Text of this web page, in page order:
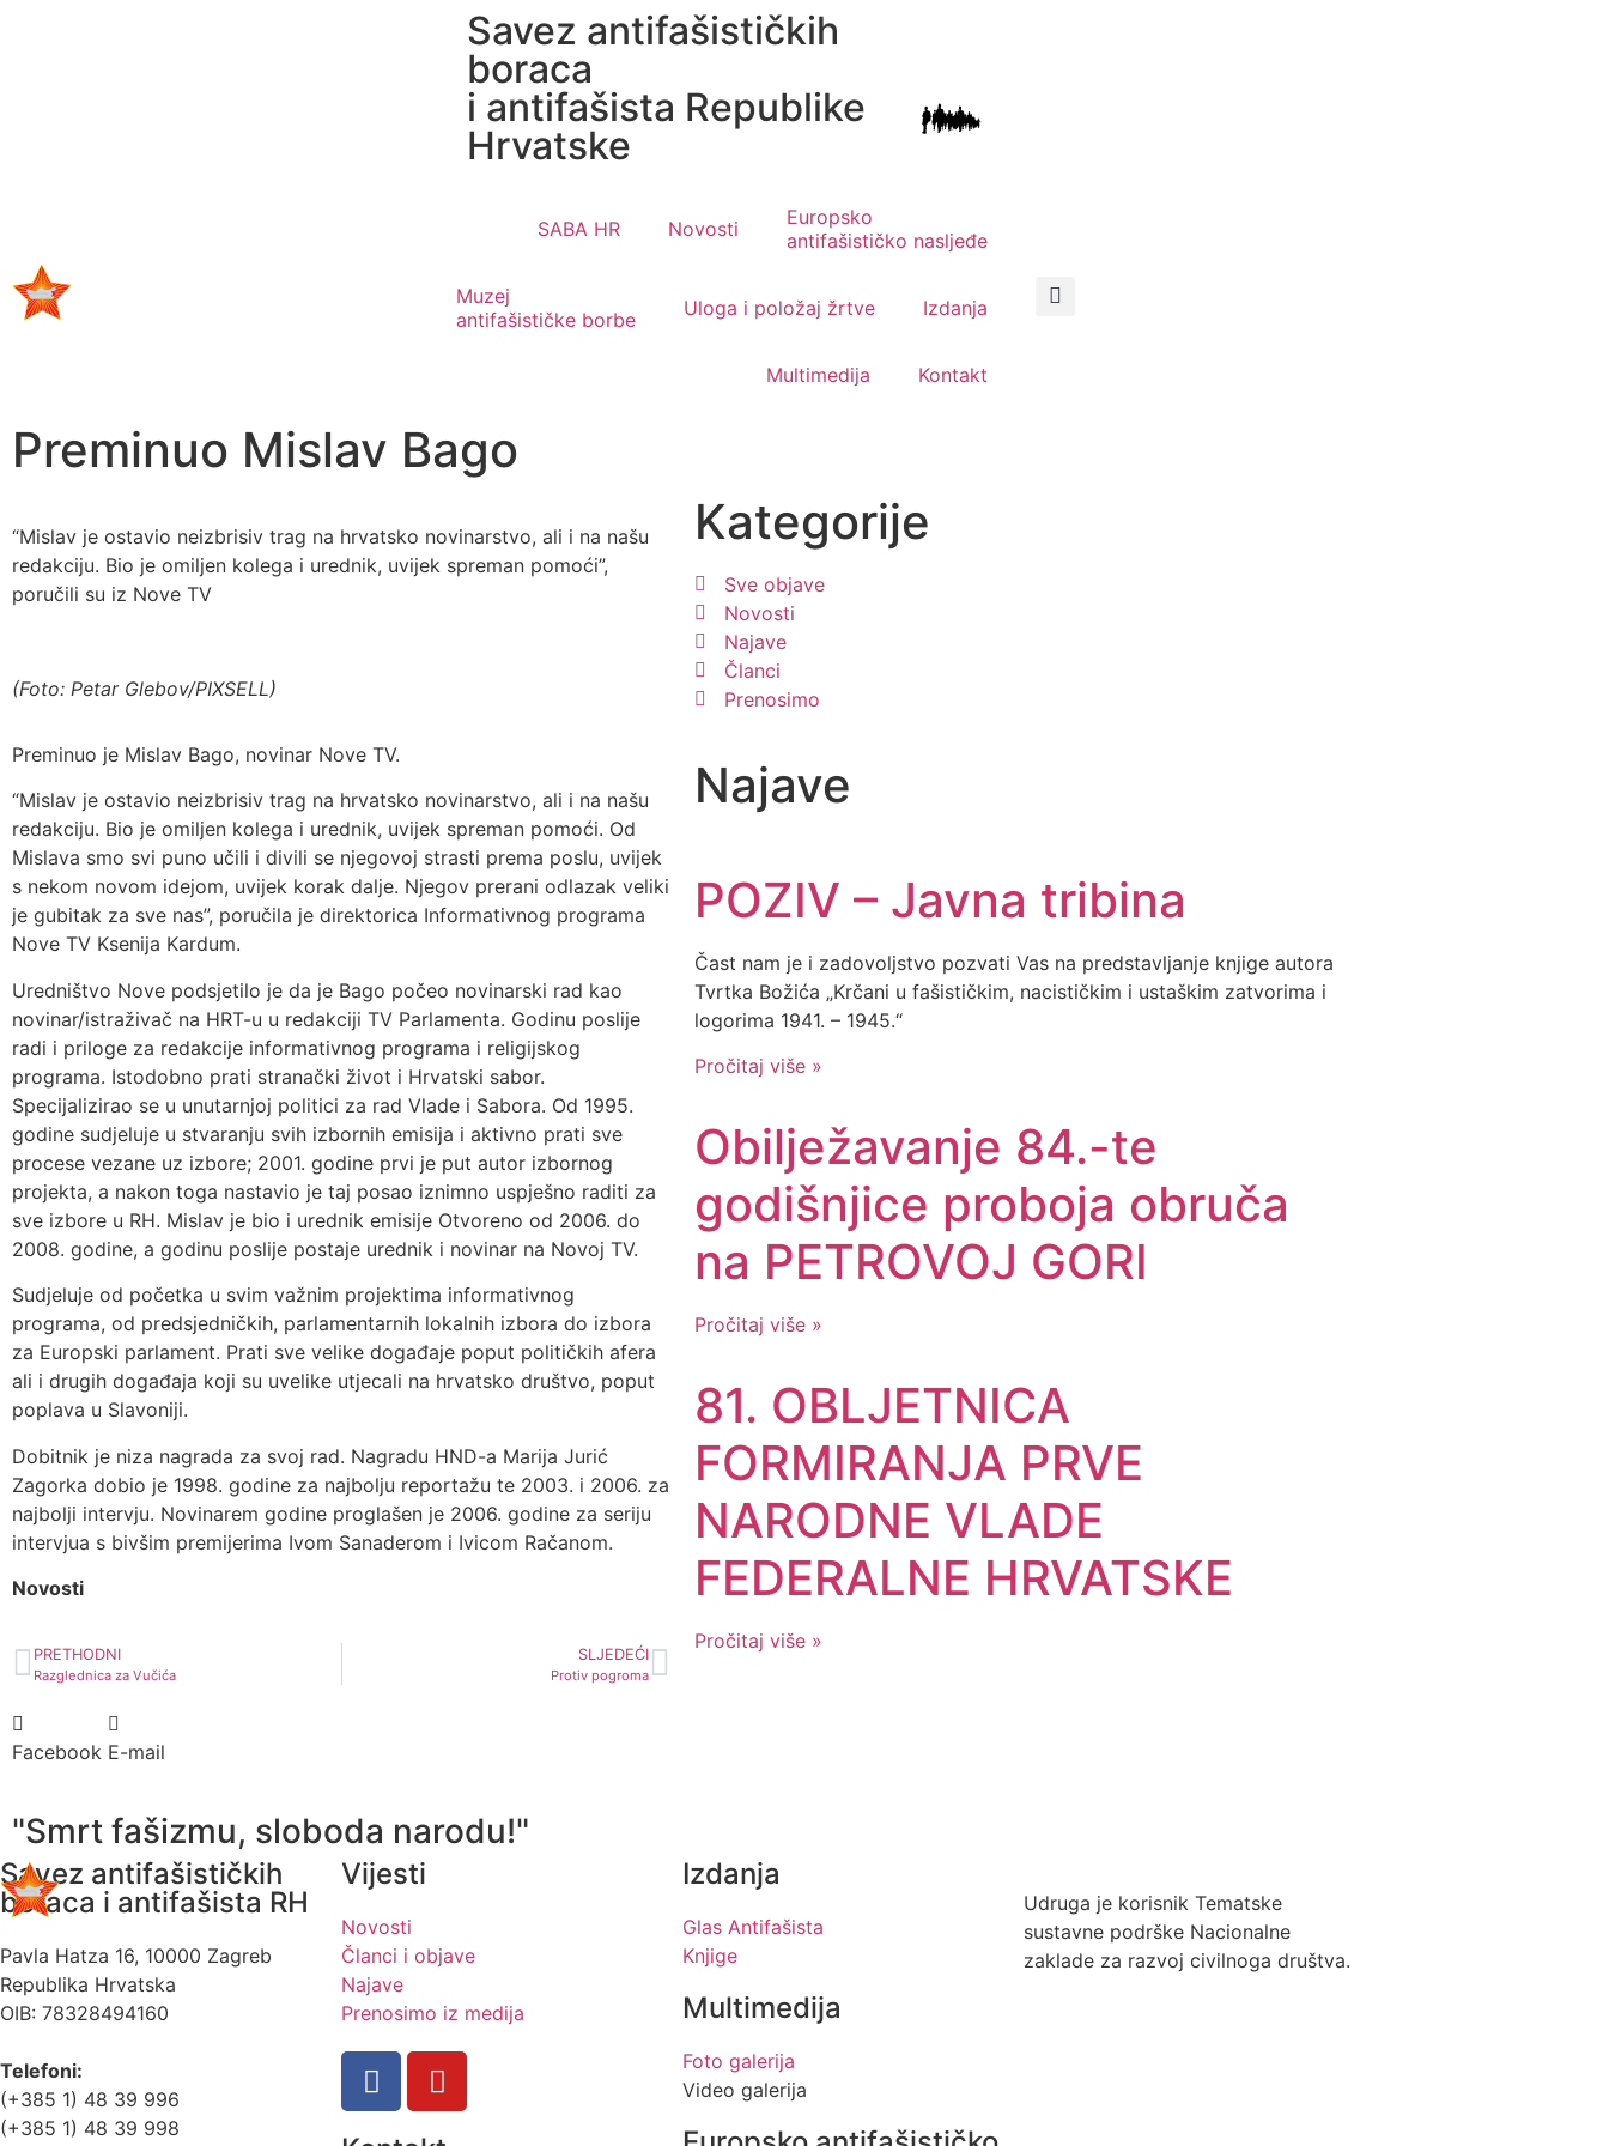
Savez antifašističkih
boraca
i antifašista Republike
Hrvatske
SABA HR Novosti
Europsko
antifašističko nasljeđe
Muzej
antifašističke borbe
Uloga i položaj žrtve Izdanja
Multimedija Kontakt
Preminuo Mislav Bago
“Mislav je ostavio neizbrisiv trag na hrvatsko novinarstvo, ali i na našu
redakciju. Bio je omiljen kolega i urednik, uvijek spreman pomoći”,
poručili su iz Nove TV
(Foto: Petar Glebov/PIXSELL)
Preminuo je Mislav Bago, novinar Nove TV.
“Mislav je ostavio neizbrisiv trag na hrvatsko novinarstvo, ali i na našu
redakciju. Bio je omiljen kolega i urednik, uvijek spreman pomoći. Od
Mislava smo svi puno učili i divili se njegovoj strasti prema poslu, uvijek
s nekom novom idejom, uvijek korak dalje. Njegov prerani odlazak veliki
je gubitak za sve nas”, poručila je direktorica Informativnog programa
Nove TV Ksenija Kardum.
Uredništvo Nove podsjetilo je da je Bago počeo novinarski rad kao
novinar/istraživač na HRT-u u redakciji TV Parlamenta. Godinu poslije
radi i priloge za redakcije informativnog programa i religijskog
programa. Istodobno prati stranački život i Hrvatski sabor.
Specijalizirao se u unutarnjoj politici za rad Vlade i Sabora. Od 1995.
godine sudjeluje u stvaranju svih izbornih emisija i aktivno prati sve
procese vezane uz izbore; 2001. godine prvi je put autor izbornog
projekta, a nakon toga nastavio je taj posao iznimno uspješno raditi za
sve izbore u RH. Mislav je bio i urednik emisije Otvoreno od 2006. do
2008. godine, a godinu poslije postaje urednik i novinar na Novoj TV.
Sudjeluje od početka u svim važnim projektima informativnog
programa, od predsjedničkih, parlamentarnih lokalnih izbora do izbora
za Europski parlament. Prati sve velike događaje poput političkih afera
ali i drugih događaja koji su uvelike utjecali na hrvatsko društvo, poput
poplava u Slavoniji.
Dobitnik je niza nagrada za svoj rad. Nagradu HND-a Marija Jurić
Zagorka dobio je 1998. godine za najbolju reportažu te 2003. i 2006. za
najbolji intervju. Novinarem godine proglašen je 2006. godine za seriju
intervjua s bivšim premijerima Ivom Sanaderom i Ivicom Račanom.
Novosti
PRETHODNI
Razglednica za Vučića
SLJEDEĆI
Protiv pogroma
Facebook E-mail
Kategorije
Sve objave
Novosti
Najave
Članci
Prenosimo
Najave
POZIV – Javna tribina
Čast nam je i zadovoljstvo pozvati Vas na predstavljanje knjige autora
Tvrtka Božića „Krčani u fašističkim, nacističkim i ustaškim zatvorima i
logorima 1941. – 1945.“
Pročitaj više »
Obilježavanje 84.-te
godišnjice proboja obruča
na PETROVOJ GORI
Pročitaj više »
81. OBLJETNICA
FORMIRANJA PRVE
NARODNE VLADE
FEDERALNE HRVATSKE
Pročitaj više »
"Smrt fašizmu, sloboda narodu!"
Savez antifašističkih
boraca i antifašista RH
Pavla Hatza 16, 10000 Zagreb
Republika Hrvatska
OIB: 78328494160
Telefoni:
(+385 1) 48 39 996
(+385 1) 48 39 998
Vijesti
Novosti
Članci i objave
Najave
Prenosimo iz medija
Izdanja
Glas Antifašista
Knjige
Multimedija
Foto galerija
Video galerija
Udruga je korisnik Tematske
sustavne podrške Nacionalne
zaklade za razvoj civilnoga društva.